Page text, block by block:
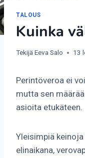
TALOUS
Kuinka
Tekijä Eeva Salo 13
Perintöveroa ei
mutta sen
asioita etukäteen.
Yleisimpiä
elinaikana,